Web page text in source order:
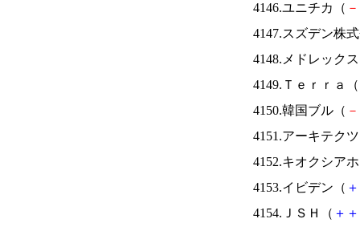
4146.ユニチカ（ －
4147.スズデン株
4148.メドレック
4149.Ｔｅｒｒａ（
4150.韓国ブル（ －
4151.アーキテク
4152.キオクシア
4153.イビデン（ ＋
4154.ＪＳＨ（ ＋ ＋